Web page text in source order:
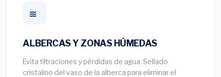
ALBERCAS Y ZONAS HÚMEDAS
Evita filtraciones y pérdidas de agua. Sellado
cristalino del vaso de la alberca para eliminar el